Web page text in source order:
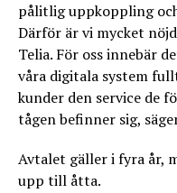
pålitlig uppkoppling
Därför är vi mycket
Telia. För oss innebär
våra digitala system
kunder den service de
tågen befinner sig,
Avtalet gäller i fyra år,
upp till åtta.